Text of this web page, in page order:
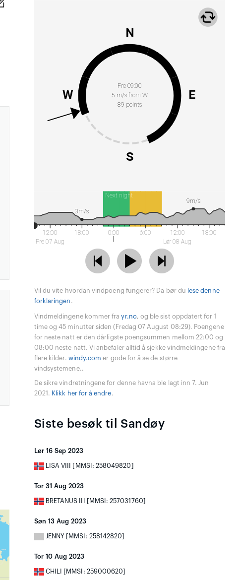
Fre 09:00
5 m/s from W
89 points
N
E
S
W
Next night
12:00
Fre 07 Aug
18:00 0:00 6:00
12:00
Lør 08 Aug
18:00
9m/s
3m/s
Vil du vite hvordan vindpoeng fungerer? Da bør du lese denne
forklaringen .
Vindmeldingene kommer frayr.no, og ble sist oppdatert for 1
time og 45 minutter siden (Fredag 07 August 08:29). Poengene
for neste natt er den dårligste poengsummen mellom 22:00 og
08:00 neste natt. Vi anbefaler alltid å sjekke vindmeldingene fra
flere kilder. windy.com er gode for å se de større
vindsystemene..
De sikre vindretningene for denne havna ble lagt inn 7. Jun
2021. Klikk her for å endre.
Siste besøk til Sandøy
Lør 16 Sep 2023
LISA VIII [MMSI: 258049820]
Tor 31 Aug 2023
BRETANUS III [MMSI: 257031760]
Søn 13 Aug 2023
JENNY [MMSI: 258142820]
Tor 10 Aug 2023
CHILI [MMSI: 259000620]